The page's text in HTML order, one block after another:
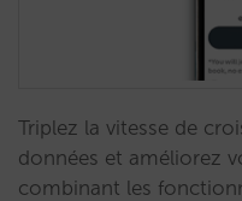
Triplez la vitesse de
données et améliorez
combinant les